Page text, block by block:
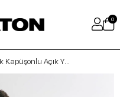
0
Maraton Comfort Erkek Kapüşonlu Açık Yeşil Sweatshirt